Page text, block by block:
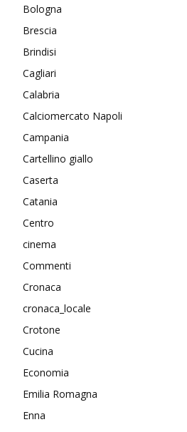
Bologna
Brescia
Brindisi
Cagliari
Calabria
Calciomercato Napoli
Campania
Cartellino giallo
Caserta
Catania
Centro
cinema
Commenti
Cronaca
cronaca_locale
Crotone
Cucina
Economia
Emilia Romagna
Enna